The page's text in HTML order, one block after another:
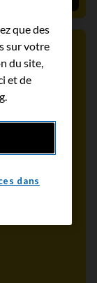
que des
sur votre
du site,
et de
dans